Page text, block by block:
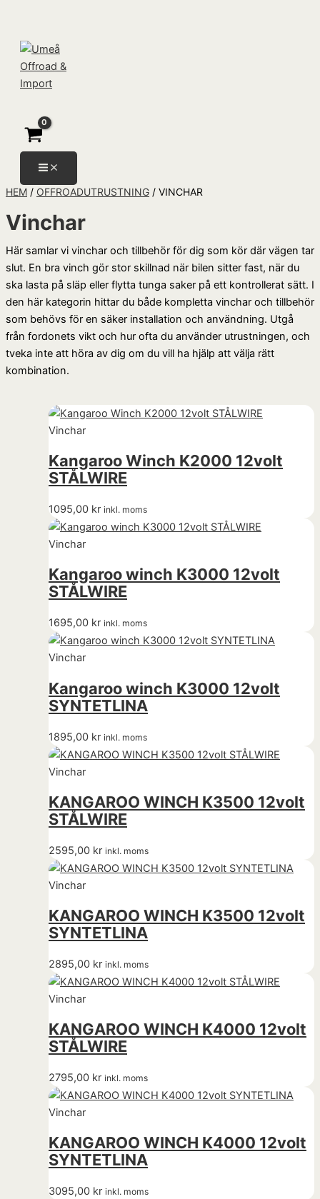
innehåll
HEM / OFFROADUTRUSTNING / VINCHAR
Vinchar
Här samlar vi vinchar och tillbehör för dig som kör där vägen tar
slut. En bra vinch gör stor skillnad när bilen sitter fast, när du
ska lasta på släp eller flytta tunga saker på ett kontrollerat sätt. I
den här kategorin hittar du både kompletta vinchar och tillbehör
som behövs för en säker installation och användning. Utgå
från fordonets vikt och hur ofta du använder utrustningen, och
tveka inte att höra av dig om du vill ha hjälp att välja rätt
kombination.
Vinchar
Kangaroo Winch K2000 12volt
STÅLWIRE
1095,00 kr inkl. moms
Vinchar
Kangaroo winch K3000 12volt
STÅLWIRE
1695,00 kr inkl. moms
Vinchar
Kangaroo winch K3000 12volt
SYNTETLINA
1895,00 kr inkl. moms
Vinchar
KANGAROO WINCH K3500 12volt
STÅLWIRE
2595,00 kr inkl. moms
Vinchar
KANGAROO WINCH K3500 12volt
SYNTETLINA
2895,00 kr inkl. moms
Vinchar
KANGAROO WINCH K4000 12volt
STÅLWIRE
2795,00 kr inkl. moms
Vinchar
KANGAROO WINCH K4000 12volt
SYNTETLINA
3095,00 kr inkl. moms